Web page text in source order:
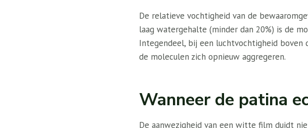
De relatieve vochtigheid van de
laag watergehalte (minder dan 20%) is de
Integendeel, bij een luchtvochtigheid
de moleculen zich opnieuw aggregeren.
Wanneer de patina
De aanwezigheid van een witte film duidt